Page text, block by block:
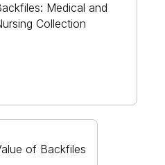
Medical and
Collection
of Backfiles